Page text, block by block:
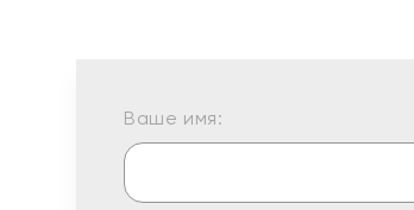
Ваше имя: